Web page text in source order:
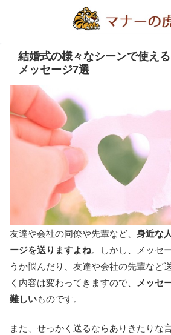
結婚式の様々なシーンで使え
メッセージ7選
友達や会社の同僚や先輩など、 身近な
ージを送りますよね。しかし、メッセ
うか悩んだり、友達や会社の先輩など
く内容は変わってきますので、
メッセ
難しいものです。
また、せっかく送るならありきたりな